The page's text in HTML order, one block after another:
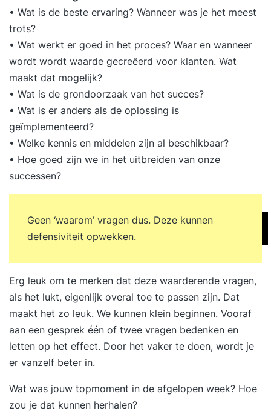
• Wat is de beste ervaring? Wanneer was je het meest
trots?
• Wat werkt er goed in het proces? Waar en wanneer
wordt wordt waarde gecreëerd voor klanten. Wat
maakt dat mogelijk?
• Wat is de grondoorzaak van het succes?
• Wat is er anders als de oplossing is
geïmplementeerd?
• Welke kennis en middelen zijn al beschikbaar?
• Hoe goed zijn we in het uitbreiden van onze
successen?
Geen ‘waarom’ vragen dus. Deze kunnen
defensiviteit opwekken.
Erg leuk om te merken dat deze waarderende vragen,
als het lukt, eigenlijk overal toe te passen zijn. Dat
maakt het zo leuk. We kunnen klein beginnen. Vooraf
aan een gesprek één of twee vragen bedenken en
letten op het effect. Door het vaker te doen, wordt je
er vanzelf beter in.
Wat was jouw topmoment in de afgelopen week? Hoe
zou je dat kunnen herhalen?